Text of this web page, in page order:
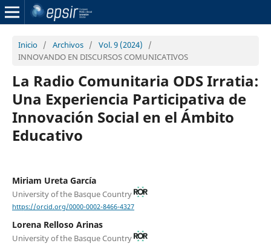
Inicio / Archivos / Vol. 9 (2024)
/
INNOVANDO EN DISCURSOS COMUNICATIVOS
La Radio Comunitaria ODS Irratia:
Una Experiencia Participativa de
Innovación Social en el Ámbito
Educativo
Miriam Ureta García
University of the Basque Country
https://orcid.org/0000-0002-8466-4327
Lorena Relloso Arinas
University of the Basque Country